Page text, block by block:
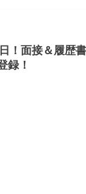
！面接＆履歴
録！